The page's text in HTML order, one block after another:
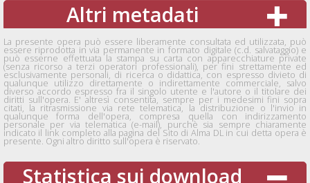
Altri metadati
La presente opera può essere liberamente consultata ed utilizzata, può
essere riprodotta in via permanente in formato digitale (c.d. salvataggio) e
può esserne effettuata la stampa su carta con apparecchiature private
(senza ricorso a terzi operatori professionali), per fini strettamente ed
esclusivamente personali, di ricerca o didattica, con espresso divieto di
qualunque utilizzo direttamente o indirettamente commerciale, salvo
diverso accordo espresso fra il singolo utente e l'autore o il titolare dei
diritti sull'opera. E' altresì consentita, sempre per i medesimi fini sopra
citati, la ritrasmissione via rete telematica, la distribuzione o l'invio in
qualunque forma dell'opera, compresa quella con indirizzamento
personale per via telematica (e-mail), purchè sia sempre chiaramente
indicato il link completo alla pagina del Sito di Alma DL in cui detta opera è
presente. Ogni altro diritto sull'opera è riservato.
Statistica sui download